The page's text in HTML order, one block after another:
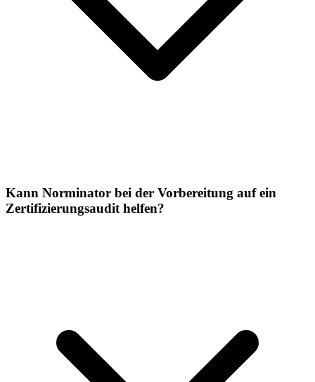
Kann Norminator bei der Vorbereitung auf ein
Zertifizierungsaudit helfen?